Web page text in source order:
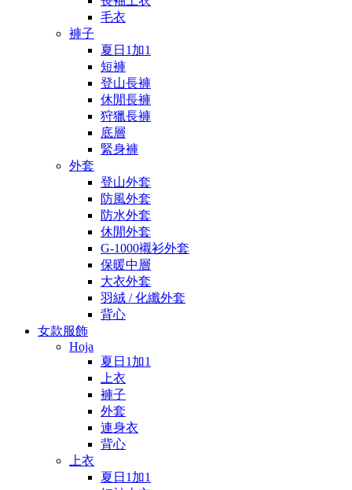
毛衣
褲子
夏日1加1
短褲
登山長褲
休閒長褲
狩獵長褲
底層
緊身褲
外套
登山外套
防風外套
防水外套
休閒外套
G-1000襯衫外套
保暖中層
大衣外套
羽絨 / 化纖外套
背心
女款服飾
Hoja
夏日1加1
上衣
褲子
外套
連身衣
背心
上衣
夏日1加1